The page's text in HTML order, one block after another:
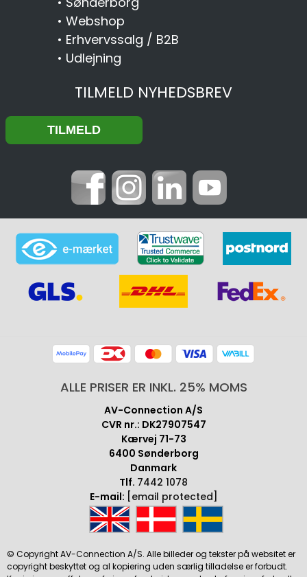
• Webshop
• Erhvervssalg / B2B
• Udlejning
TILMELD NYHEDSBREV
ALLE PRISER ER INKL. 25% MOMS
AV-Connection A/S
CVR nr.: DK27907547
Kærvej 71-73
6400 Sønderborg
Danmark
Tlf. 7442 1078
E-mail: [email protected]
© Copyright AV-Connection A/S. Alle billeder og tekster på websitet er
copyright beskyttet og al kopiering uden særlig tilladelse er forbudt.